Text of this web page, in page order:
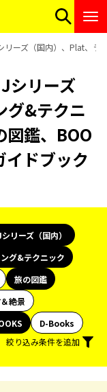
リーズ（国内）、Plat、ラ
シリーズ
グ&テクニ
図鑑、BOO
イドブック
リーズ（国内）
グ&テクニック
旅の図鑑
絶景
D-Books
絞り込み条件を追加